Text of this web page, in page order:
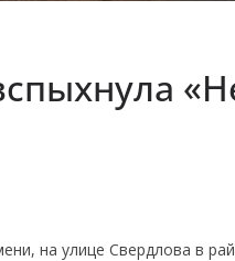
на улице Свердлова в